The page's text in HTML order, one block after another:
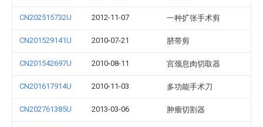
CN202515732U 2012-11-07 一种扩张手术剪
CN201529141U 2010-07-21 脐带剪
CN201542697U 2010-08-11 宫颈息肉切取器
CN201617914U 2010-11-03 多功能手术刀
CN202761385U 2013-03-06 肿瘤切割器